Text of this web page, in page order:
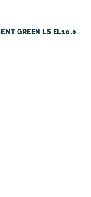
GREEN LS EL10.0